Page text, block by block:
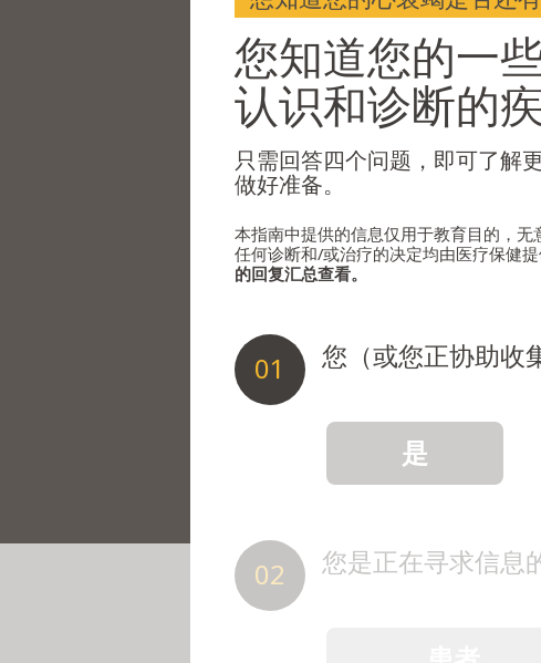
您知道您的一
认识和诊断的
只需回答四个问题，即可了解
做好准备。
本指南中提供的信息仅用于教育目的，
任何诊断和/或治疗的决定均由医疗保健
的回复汇总查看。
01 您（或您正协助收
是
02 您是正在寻求信息